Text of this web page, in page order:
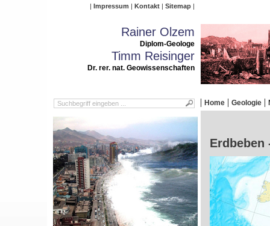
Impressum Kontakt Sitemap
Rainer Olzem
Diplom-Geologe
Timm Reisinger
Dr. rer. nat. Geowissenschaften
Home Geologie
Erdbeben